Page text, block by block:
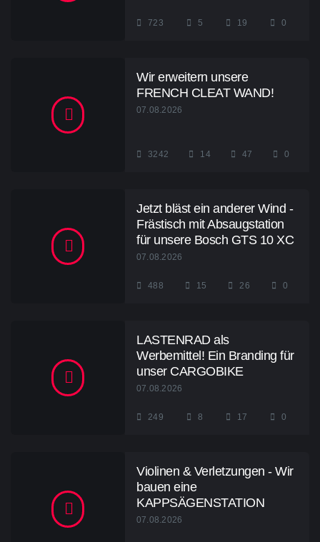
723 5 19 0
Wir erweitern unsere
FRENCH CLEAT WAND!
07.08.2026
3242 14 47 0
Jetzt bläst ein anderer Wind -
Frästisch mit Absaugstation
für unsere Bosch GTS 10 XC
07.08.2026
488 15 26 0
LASTENRAD als
Werbemittel! Ein Branding für
unser CARGOBIKE
07.08.2026
249 8 17 0
Violinen & Verletzungen - Wir
bauen eine
KAPPSÄGENSTATION
07.08.2026